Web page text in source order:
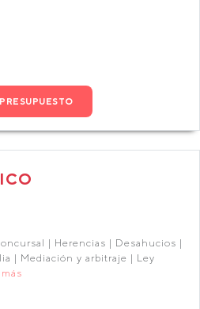
| Herencias | Desahucios |
| Mediación y arbitraje | Ley